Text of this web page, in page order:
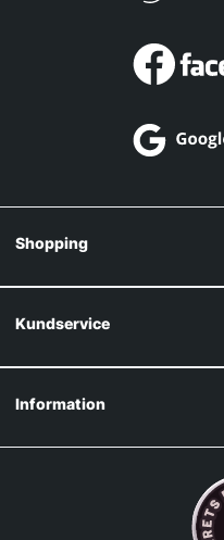
Shopping
Kundservice
Information